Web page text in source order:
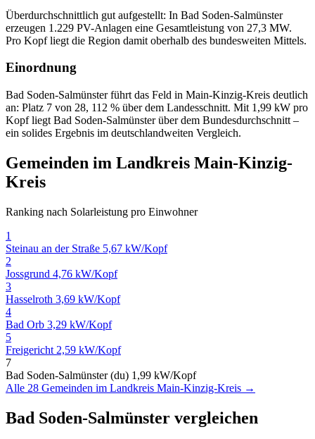
Überdurchschnittlich gut aufgestellt: In Bad Soden-Salmünster
erzeugen 1.229 PV-Anlagen eine Gesamtleistung von 27,3 MW.
Pro Kopf liegt die Region damit oberhalb des bundesweiten Mittels.
Einordnung
Bad Soden-Salmünster führt das Feld in Main-Kinzig-Kreis deutlich
an: Platz 7 von 28, 112 % über dem Landesschnitt. Mit 1,99 kW pro
Kopf liegt Bad Soden-Salmünster über dem Bundesdurchschnitt –
ein solides Ergebnis im deutschlandweiten Vergleich.
Gemeinden im Landkreis Main-Kinzig-
Kreis
Ranking nach Solarleistung pro Einwohner
1
Steinau an der Straße 5,67 kW/Kopf
2
Jossgrund 4,76 kW/Kopf
3
Hasselroth 3,69 kW/Kopf
4
Bad Orb 3,29 kW/Kopf
5
Freigericht 2,59 kW/Kopf
7
Bad Soden-Salmünster (du) 1,99 kW/Kopf
Alle 28 Gemeinden im Landkreis Main-Kinzig-Kreis →
Bad Soden-Salmünster vergleichen